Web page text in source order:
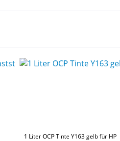
1 Liter OCP Tinte Y163 gelb für HP